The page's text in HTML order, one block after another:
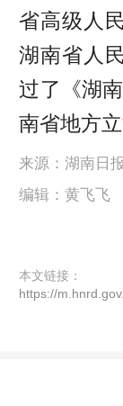
省高级人
湖南省人
过了《湖
南省地方
来源：湖南日
编辑：黄飞飞
本文链接：
https://